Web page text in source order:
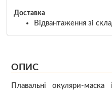
Доставка
Відвантаження зі
ОПИС
Плавальні окуляри-